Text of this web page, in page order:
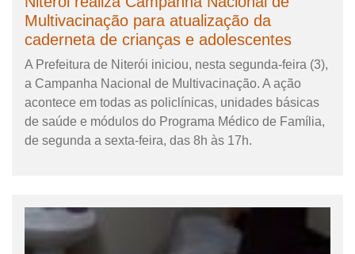
Multivacinação para atualização da
caderneta de crianças e adolescentes
A Prefeitura de Niterói iniciou, nesta segunda-feira (3),
a Campanha Nacional de Multivacinação. A ação
acontece em todas as policlínicas, unidades básicas
de saúde e módulos do Programa Médico de Família,
de segunda a sexta-feira, das 8h às 17h.